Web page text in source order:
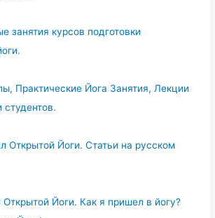
занятия курсов подготовки
Практические Йога Занятия, Лекции
студентов.
Йоги. Статьи на русском
Йоги. Как я пришел в йогу?